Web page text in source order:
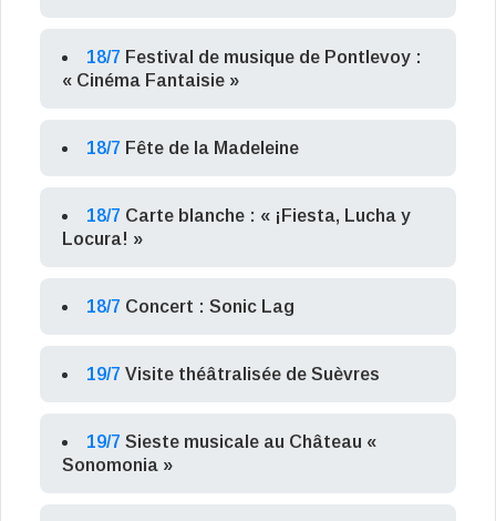
18/7 Festival de musique de Pontlevoy :
« Cinéma Fantaisie »
18/7 Fête de la Madeleine
18/7 Carte blanche : « ¡Fiesta, Lucha y
Locura! »
18/7 Concert : Sonic Lag
19/7 Visite théâtralisée de Suèvres
19/7 Sieste musicale au Château «
Sonomonia »